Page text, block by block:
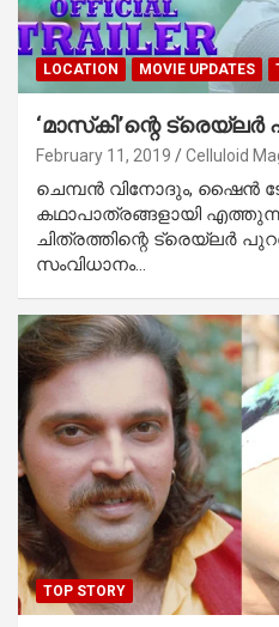
LOCATION MOVIE UPDATES
‘മാസ്‌കി’ന്റെ
February 11, 2019 Celluloid
ചെമ്പന്‍ വിനോദും, ഷൈന്‍
കഥാപാത്രങ്ങളായി
ചിത്രത്തിന്റെ ട്രെയ്‌ലര്‍
സംവിധാനം…
TOP STORY